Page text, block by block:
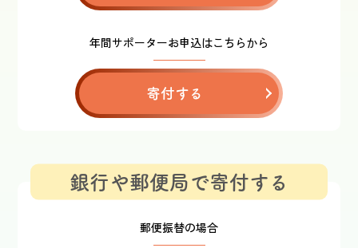
年間サポーターお申込はこちらから
寄付する
銀行や郵便局で寄付する
郵便振替の場合